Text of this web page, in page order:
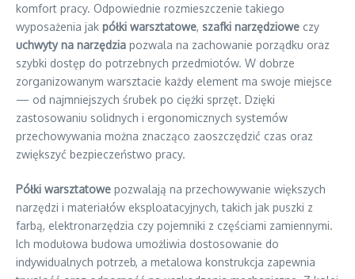
komfort pracy. Odpowiednie rozmieszczenie takiego
wyposażenia jak półki warsztatowe, szafki narzędziowe czy
uchwyty na narzędzia pozwala na zachowanie porządku oraz
szybki dostęp do potrzebnych przedmiotów. W dobrze
zorganizowanym warsztacie każdy element ma swoje miejsce
— od najmniejszych śrubek po ciężki sprzęt. Dzięki
zastosowaniu solidnych i ergonomicznych systemów
przechowywania można znacząco zaoszczędzić czas oraz
zwiększyć bezpieczeństwo pracy.
Półki warsztatowe pozwalają na przechowywanie większych
narzędzi i materiałów eksploatacyjnych, takich jak puszki z
farbą, elektronarzędzia czy pojemniki z częściami zamiennymi.
Ich modułowa budowa umożliwia dostosowanie do
indywidualnych potrzeb, a metalowa konstrukcja zapewnia